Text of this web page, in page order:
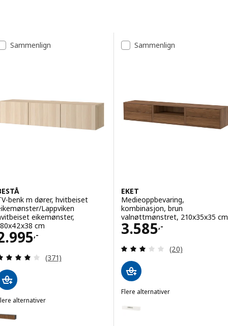
Resultatliste
Sammenlign
benk m dører, hvitbeiset
Lappviken
eikemønster,
cm
,-
2995,-
Gjennomgang: 3.9 av 5 stjerner. Samlede
(371)
alternativer
BESTÅ, TV-benk med dører, brunsvart Lappviken/brun
Sammenlign
EKET
Medieoppbevaring,
kombinasjon, brun
valnøttmønstret, 210x35x35 cm
3.585,-
Pris 3585,-
Gjennomgang:
(20)
Flere alternativer